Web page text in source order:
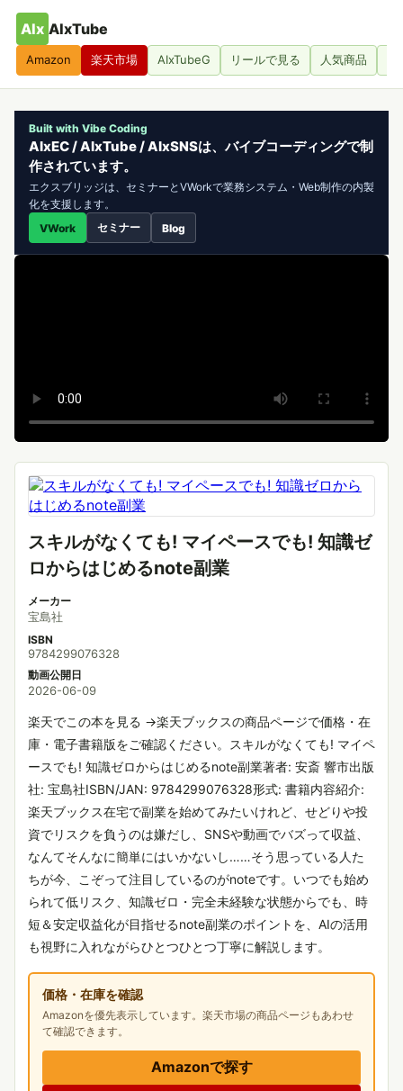
AIx AIxTube
Amazon 楽天市場 AIxTubeG リールで見る 人気商品
Built with Vibe Coding
AIxEC / AIxTube / AIxSNSは、バイブコーディングで制
作されています。
エクスブリッジは、セミナーとVWorkで業務システム・Web制作の内製
化を支援します。
VWork
セミナー Blog
スキルがなくても! マイペースでも! 知識ゼ
ロからはじめるnote副業
メーカー
宝島社
ISBN
9784299076328
動画公開日
2026-06-09
楽天でこの本を見る →楽天ブックスの商品ページで価格・在
庫・電子書籍版をご確認ください。スキルがなくても! マイペ
ースでも! 知識ゼロからはじめるnote副業著者: 安斎 響市出版
社: 宝島社ISBN/JAN: 9784299076328形式: 書籍内容紹介:
楽天ブックス在宅で副業を始めてみたいけれど、せどりや投
資でリスクを負うのは嫌だし、SNSや動画でバズって収益、
なんてそんなに簡単にはいかないし……そう思っている人た
ちが今、こぞって注目しているのがnoteです。いつでも始め
られて低リスク、知識ゼロ・完全未経験な状態からでも、時
短＆安定収益化が目指せるnote副業のポイントを、AIの活用
も視野に入れながらひとつひとつ丁寧に解説します。
価格・在庫を確認
Amazonを優先表示しています。楽天市場の商品ページもあわせ
て確認できます。
Amazonで探す